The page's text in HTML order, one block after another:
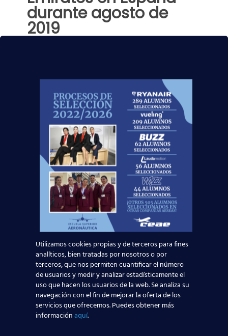
durante agosto de
2019
Barcelona, Santiago de Compostela,
Zaragoza, Mallorca, Madrid […]
15 julio, 2019
Últimas plazas para un
nuevo curso TCP en
todos nuestros
Utilizamos cookies propias y de terceros para fines
analíticos, bien tratadas por nosotros o por
terceros, que nos permiten cuantificar el número
de usuarios y medir y analizar estadísticamente el
uso que hacen los usuarios de la web. Se analiza su
navegación con el fin de mejorar la oferta de los
servicios que ofrecemos. Puedes obtener más
informaciónaquí.